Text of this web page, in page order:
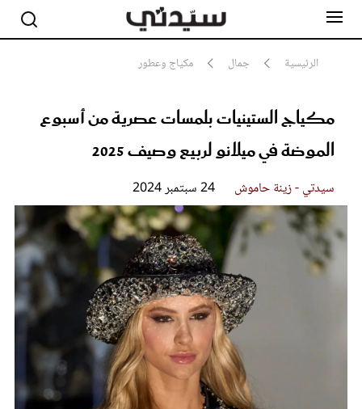
الرئيسية جمال مكياج وعطور
مكياج الستينيات بلمسات عصرية من أسبوع
الموضة في ميلانو لربيع وصيف 2025
سيدتي - زينة حاموش 24 سبتمبر 2024
مشاهير
جمال
سيدتي وطفلك
لايف ستايل
بلس+
فيديو